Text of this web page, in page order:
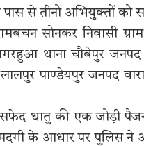
पास से तीनों अभियुक्तों
सोनकर निवासी ग्राम
थाना चौबेपुर जनपद
लालपुर पाण्डेयपुर जनपद
धातु की एक जोड़ी
के आधार पर पुलिस ने